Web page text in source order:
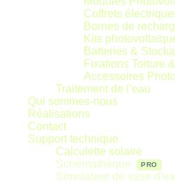
Coffrets
Bornes de
Kits
Batteries &
Fixations Toiture
Accessoires
Traitement de l’eau
Qui sommes-nous
Réalisations
Contact
Support technique
Calculette solaire
Schémathèque
Simulateur de vase